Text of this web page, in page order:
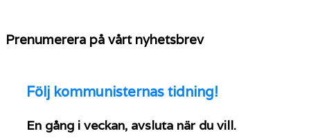
Prenumerera på vårt nyhetsbrev
Följ kommunisternas tidning!
En gång i veckan, avsluta när du vill.